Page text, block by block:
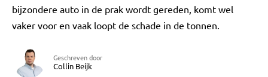
bijzondere auto in de prak wordt gereden, komt wel
vaker voor en vaak loopt de schade in de tonnen.
Geschreven door
Collin Beijk